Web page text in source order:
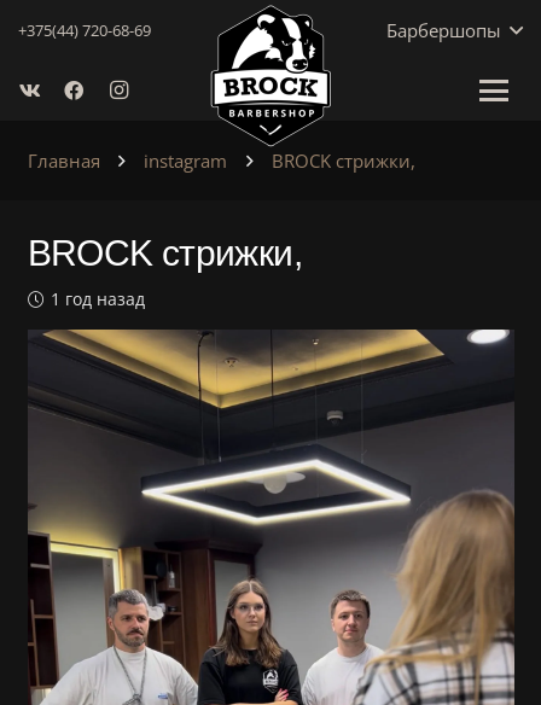
+375(44) 720-68-69 Барбершопы
Главная instagram BROCK стрижки,
BROCK стрижки,
1 год назад